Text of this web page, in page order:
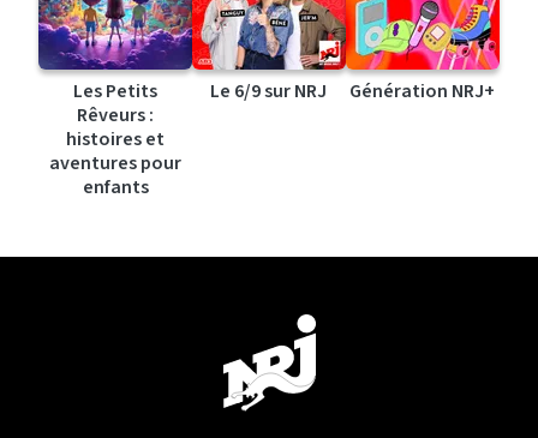
Les Petits
Rêveurs :
histoires et
aventures pour
enfants
Le 6/9 sur NRJ Génération NRJ+